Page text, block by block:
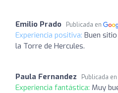
Emilio Prado Publicada en
Experiencia positiva: Buen
la Torre de Hercules.
Paula Fernandez Publicada en
Experiencia fantástica: Muy